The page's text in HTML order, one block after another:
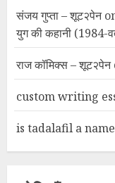
संजय गुप्ता – शूट२पेन
युग की कहानी (1984-
राज कॉमिक्स – शूट२पेन
custom writing
is tadalafil a